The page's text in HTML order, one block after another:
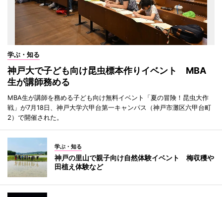
学ぶ・知る
神戸大で子ども向け昆虫標本作りイベント MBA
生が講師務める
MBA生が講師を務める子ども向け無料イベント「夏の冒険！昆虫大作
戦」が7月18日、神戸大学六甲台第一キャンパス（神戸市灘区六甲台町
2）で開催された。
学ぶ・知る
神戸の里山で親子向け自然体験イベント 梅収穫や
田植え体験など